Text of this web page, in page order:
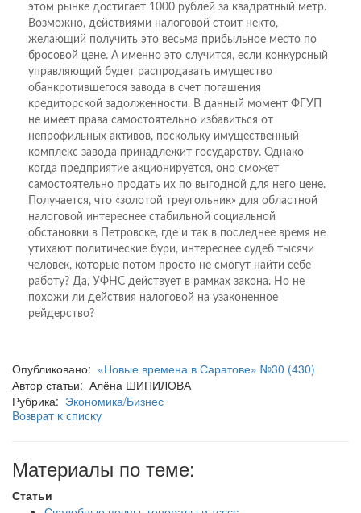
этом рынке достигает 1000 рублей за квадратный метр.
Возможно, действиями налоговой стоит некто,
желающий получить это весьма прибыльное место по
бросовой цене. А именно это случится, если конкурсный
управляющий будет распродавать имущество
обанкротившегося завода в счет погашения
кредиторской задолженности. В данный момент ФГУП
не имеет права самостоятельно избавиться от
непрофильных активов, поскольку имущественный
комплекс завода принадлежит государству. Однако
когда предприятие акционируется, оно сможет
самостоятельно продать их по выгодной для него цене.
Получается, что «золотой треугольник» для областной
налоговой интереснее стабильной социальной
обстановки в Петровске, где и так в последнее время не
утихают политические бури, интереснее судеб тысячи
человек, которые потом просто не смогут найти себе
работу? Да, УФНС действует в рамках закона. Но не
похожи ли действия налоговой на узаконенное
рейдерство?
Опубликовано: «Новые времена в Саратове» №30 (430)
Автор статьи: Алёна ШИПИЛОВА
Рубрика: Экономика/Бизнес
Возврат к списку
Материалы по теме:
Статьи